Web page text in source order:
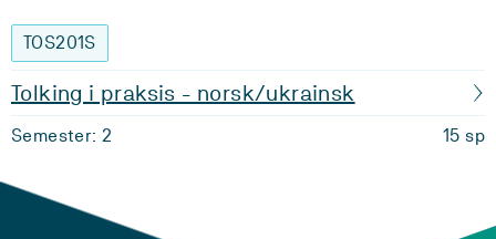
TOS201S
Tolking i praksis - norsk/ukrainsk
Semester: 2 15 sp